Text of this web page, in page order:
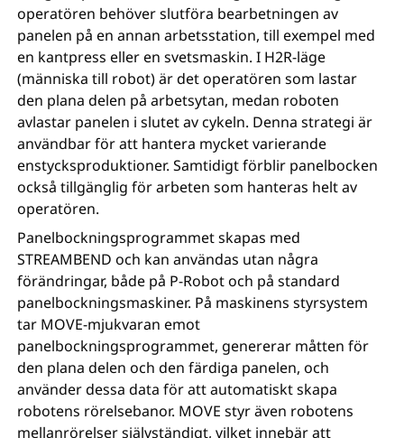
operatören behöver slutföra bearbetningen av
panelen på en annan arbetsstation, till exempel med
en kantpress eller en svetsmaskin. I H2R-läge
(människa till robot) är det operatören som lastar
den plana delen på arbetsytan, medan roboten
avlastar panelen i slutet av cykeln. Denna strategi är
användbar för att hantera mycket varierande
enstycksproduktioner. Samtidigt förblir panelbocken
också tillgänglig för arbeten som hanteras helt av
operatören.
Panelbockningsprogrammet skapas med
STREAMBEND och kan användas utan några
förändringar, både på P-Robot och på standard
panelbockningsmaskiner. På maskinens styrsystem
tar MOVE-mjukvaran emot
panelbockningsprogrammet, genererar måtten för
den plana delen och den färdiga panelen, och
använder dessa data för att automatiskt skapa
robotens rörelsebanor. MOVE styr även robotens
mellanrörelser självständigt, vilket innebär att